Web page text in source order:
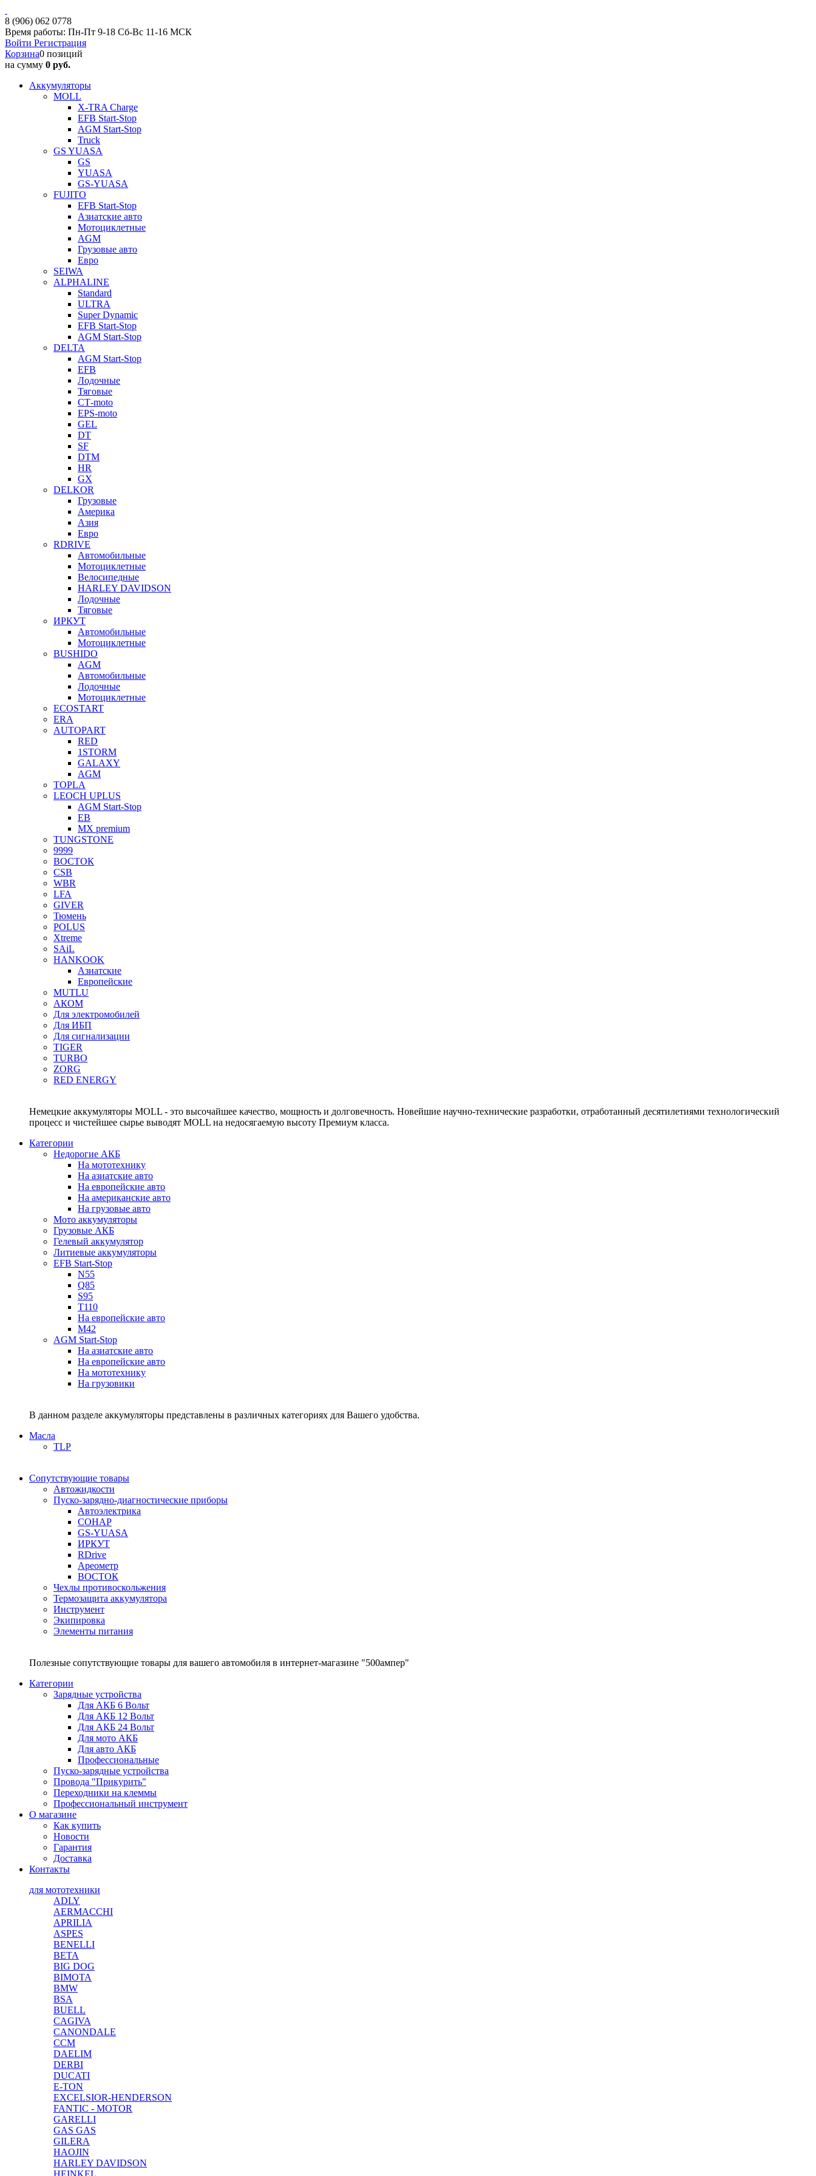
8 (906) 062 0778
Время работы: Пн-Пт 9-18 Сб-Вс 11-16 МСК
Войти Регистрация
Корзина0 позиций
на сумму 0 руб.
Аккумуляторы
MOLL
X-TRA Charge
EFB Start-Stop
AGM Start-Stop
Truck
GS YUASA
GS
YUASA
GS-YUASA
FUJITO
EFB Start-Stop
Азиатские авто
Мотоциклетные
AGM
Грузовые авто
Евро
SEIWA
ALPHALINE
Standard
ULTRA
Super Dynamic
EFB Start-Stop
AGM Start-Stop
DELTA
AGM Start-Stop
EFB
Лодочные
Тяговые
СТ-moto
EPS-moto
GEL
DT
SF
DTM
HR
GX
DELKOR
Грузовые
Америка
Азия
Евро
RDRIVE
Автомобильные
Мотоциклетные
Велосипедные
HARLEY DAVIDSON
Лодочные
Тяговые
ИРКУТ
Автомобильные
Мотоциклетные
BUSHIDO
AGM
Автомобильные
Лодочные
Мотоциклетные
ECOSTART
ERA
AUTOPART
RED
1STORM
GALAXY
AGM
TOPLA
LEOCH UPLUS
AGM Start-Stop
EB
MX premium
TUNGSTONE
9999
ВОСТОК
CSB
WBR
LFA
GIVER
Тюмень
POLUS
Xtreme
SAiL
HANKOOK
Азиатские
Европейские
MUTLU
АКОМ
Для электромобилей
Для ИБП
Для сигнализации
TIGER
TURBO
ZORG
RED ENERGY
Немецкие аккумуляторы MOLL - это высочайшее качество, мощность и долговечность. Новейшие научно-технические разработки, отработанный десятилетиями технологический
процесс и чистейшее сырье выводят MOLL на недосягаемую высоту Премиум класса.
Категории
Недорогие АКБ
На мототехнику
На азиатские авто
На европейские авто
На американские авто
На грузовые авто
Мото аккумуляторы
Грузовые АКБ
Гелевый аккумулятор
Литиевые аккумуляторы
EFB Start-Stop
N55
Q85
S95
T110
На европейские авто
M42
AGM Start-Stop
На азиатские авто
На европейские авто
На мототехнику
На грузовики
В данном разделе аккумуляторы представлены в различных категориях для Вашего удобства.
Масла
TLP
Сопутствующие товары
Автожидкости
Пуско-зарядно-диагностические приборы
Автоэлектрика
СОНАР
GS-YUASA
ИРКУТ
RDrive
Ареометр
ВОСТОК
Чехлы противоскольжения
Термозащита аккумулятора
Инструмент
Экипировка
Элементы питания
Полезные сопутствующие товары для вашего автомобиля в интернет-магазине "500ампер"
Категории
Зарядные устройства
Для АКБ 6 Вольт
Для АКБ 12 Вольт
Для АКБ 24 Вольт
Для мото АКБ
Для авто АКБ
Профессиональные
Пуско-зарядные устройства
Провода "Прикурить"
Переходники на клеммы
Профессиональный инструмент
О магазине
Как купить
Новости
Гарантия
Доставка
Контакты
для мототехники
ADLY
AERMACCHI
APRILIA
ASPES
BENELLI
BETA
BIG DOG
BIMOTA
BMW
BSA
BUELL
CAGIVA
CANONDALE
CCM
DAELIM
DERBI
DUCATI
E-TON
EXCELSIOR-HENDERSON
FANTIC - MOTOR
GARELLI
GAS GAS
GILERA
HAOJIN
HARLEY DAVIDSON
HEINKEL